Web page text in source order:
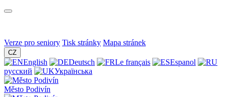
Verze pro seniory Tisk stránky Mapa stránek
CZ
English Deutsch Le français
Espanol
русский
Українська
Město Podivín